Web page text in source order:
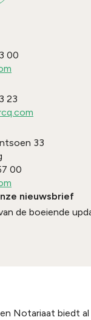
00
23
33
00
nieuwsbrief
de boeiende
Notariaat biedt al